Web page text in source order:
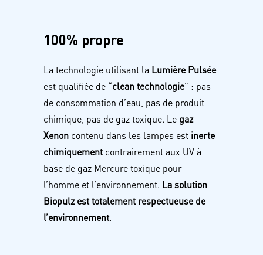
100% propre
La technologie utilisant la Lumière Pulsée
est qualifiée de “clean technologie” : pas
de consommation d’eau, pas de produit
chimique, pas de gaz toxique. Le gaz
Xenon contenu dans les lampes est inerte
chimiquementcontrairement aux UV à
base de gaz Mercure toxique pour
l’homme et l’environnement. La solution
Biopulz est totalement respectueuse de
l’environnement.